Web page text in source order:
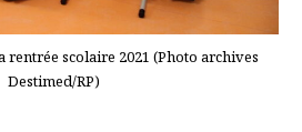
scolaire 2021 (Photo archives
Destimed/RP)